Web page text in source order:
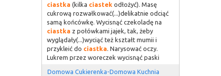
ciastka (kilka ciastek odłożyć). Masę
cukrową rozwałkować(...)delikatnie odciąć
samą końcówkę. Wycisnąć czekoladę na
ciastka z połówkami jajek, tak, żeby
wyglądały(...)wyciąć też kształt mumii i
przykleić do ciastka. Narysować oczy.
Lukrem przez woreczek wycisnąć paski
Domowa Cukierenka-Domowa Kuchnia